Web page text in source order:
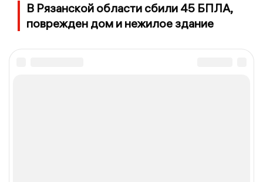
В Рязанской области сбили 45 БПЛА,
поврежден дом и нежилое здание